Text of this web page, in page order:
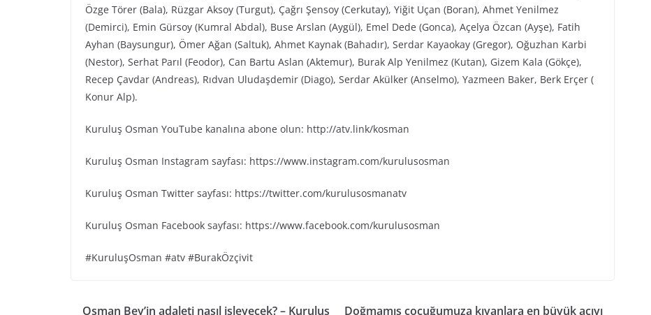
Özge Törer (Bala), Rüzgar Aksoy (Turgut), Çağrı Şensoy (Cerkutay), Yiğit Uçan (Boran), Ahmet Yenilmez
(Demirci), Emin Gürsoy (Kumral Abdal), Buse Arslan (Aygül), Emel Dede (Gonca), Açelya Özcan (Ayşe), Fatih
Ayhan (Baysungur), Ömer Ağan (Saltuk), Ahmet Kaynak (Bahadır), Serdar Kayaokay (Gregor), Oğuzhan Karbi
(Nestor), Serhat Parıl (Feodor), Can Bartu Aslan (Aktemur), Burak Alp Yenilmez (Kutan), Gizem Kala (Gökçe),
Recep Çavdar (Andreas), Rıdvan Uludaşdemir (Diago), Serdar Akülker (Anselmo), Yazmeen Baker, Berk Erçer (
Konur Alp).
Kuruluş Osman YouTube kanalına abone olun: http://atv.link/kosman
Kuruluş Osman Instagram sayfası: https://www.instagram.com/kurulusosman
Kuruluş Osman Twitter sayfası: https://twitter.com/kurulusosmanatv
Kuruluş Osman Facebook sayfası: https://www.facebook.com/kurulusosman
#KuruluşOsman #atv #BurakÖzçivit
Osman Bey’in adaleti nasıl işleyecek? – Kuruluş Doğmamış çocuğumuza kıyanlara en büyük acıyı